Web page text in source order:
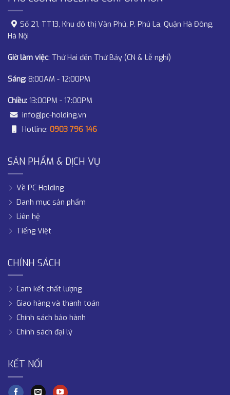
Số 21, TT13, Khu đô thị Văn Phú, P. Phú La, Quận Hà Đông,
Hà Nội
Giờ làm việc: Thứ Hai đến Thứ Bảy (CN & Lễ nghỉ)
Sáng: 8:00AM - 12:00PM
Chiều: 13:00PM - 17:00PM
info@pc-holding.vn
Hotline: 0903 796 146
SẢN PHẨM & DỊCH VỤ
Về PC Holding
Danh mục sản phẩm
Liên hệ
Tiếng Việt
CHÍNH SÁCH
Cam kết chất lượng
Giao hàng và thanh toán
Chính sách bảo hành
Chính sách đại lý
KẾT NỐI